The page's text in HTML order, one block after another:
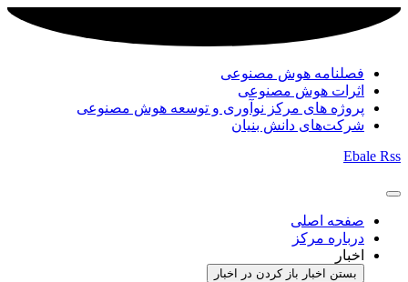
فصلنامه هوش مصنوعی
اثرات هوش مصنوعی
پروژه های مرکز نوآوری و توسعه هوش مصنوعی
شرکت‌های دانش بنیان
Ebale Rss
صفحه اصلی
درباره مرکز
اخبار
بستن اخبار باز کردن در اخبار